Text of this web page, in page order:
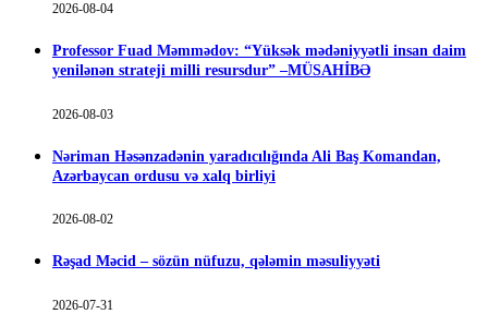
2026-08-04
Professor Fuad Məmmədov: “Yüksək mədəniyyətli insan daim
yenilənən strateji milli resursdur” –MÜSAHİBƏ
2026-08-03
Nəriman Həsənzadənin yaradıcılığında Ali Baş Komandan,
Azərbaycan ordusu və xalq birliyi
2026-08-02
Rəşad Məcid – sözün nüfuzu, qələmin məsuliyyəti
2026-07-31